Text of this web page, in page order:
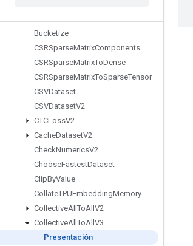
Bucketize
CSRSparseMatrixComponents
CSRSparseMatrixToDense
CSRSparseMatrixToSparseTensor
CSVDataset
CSVDatasetV2
CTCLossV2
CacheDatasetV2
CheckNumericsV2
ChooseFastestDataset
ClipByValue
CollateTPUEmbeddingMemory
CollectiveAll ToAll V2
CollectiveAll ToAll V3
Presentación